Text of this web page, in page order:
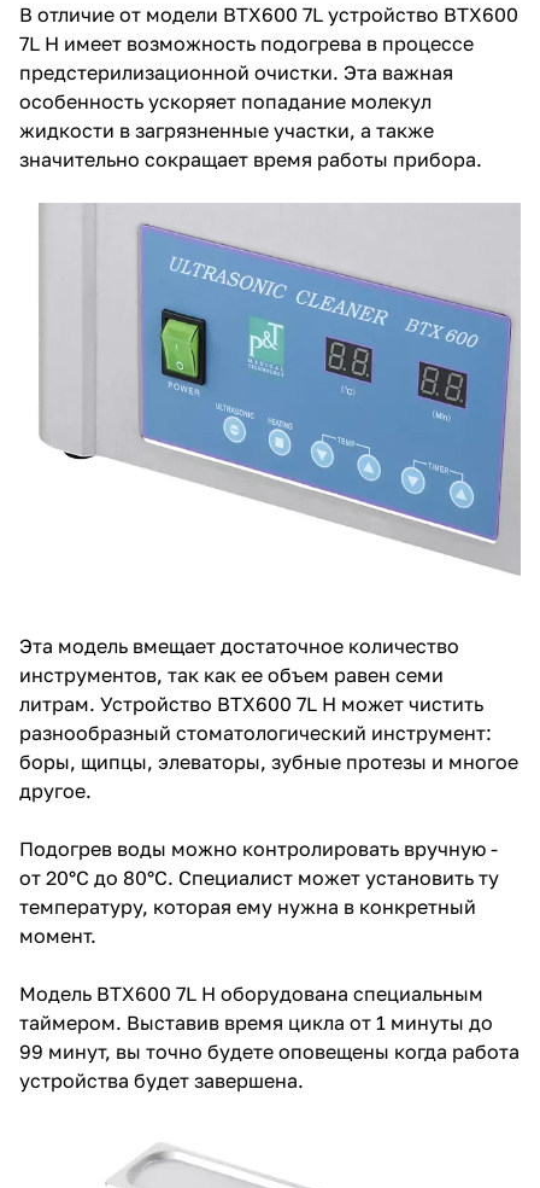
В отличие от модели BTX600 7L устройство BTX600
7L H имеет возможность подогрева в процессе
предстерилизационной очистки. Эта важная
особенность ускоряет попадание молекул
жидкости в загрязненные участки, а также
значительно сокращает время работы прибора.
Эта модель вмещает достаточное количество
инструментов, так как ее объем равен семи
литрам. Устройство BTX600 7L H может чистить
разнообразный стоматологический инструмент:
боры, щипцы, элеваторы, зубные протезы и многое
другое.
Подогрев воды можно контролировать вручную -
от 20°С до 80°С. Специалист может установить ту
температуру, которая ему нужна в конкретный
момент.
Модель BTX600 7L H оборудована специальным
таймером. Выставив время цикла от 1 минуты до
99 минут, вы точно будете оповещены когда работа
устройства будет завершена.